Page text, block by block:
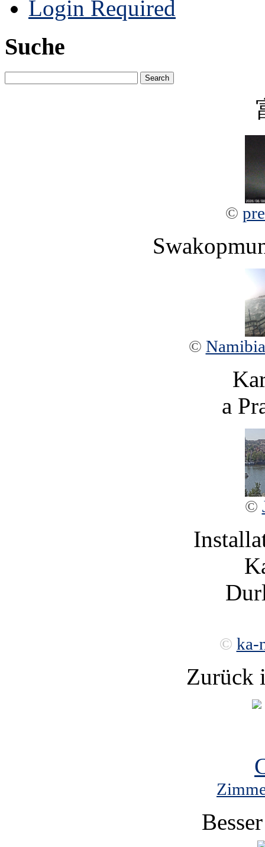
Login Required
Suche
©
©
a
©
© ka-
Zurück